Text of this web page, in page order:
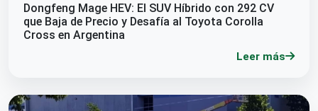
Dongfeng Mage HEV: El SUV Híbrido con 292 CV
que Baja de Precio y Desafía al Toyota Corolla
Cross en Argentina
Leer más